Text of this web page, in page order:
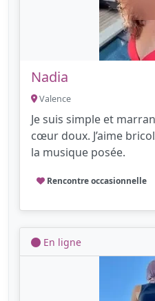
Nadia
Valence
Je suis simple et
cœur doux. J’aime
la musique posée.
Rencontre occasionnelle
En ligne